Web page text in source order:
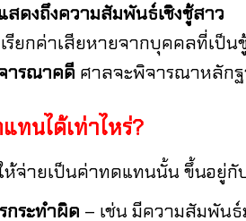
สดงถึงความสัมพันธ์เชิงชู้สาว
เรียกค่าเสียหายจากบุคคลที่เป็น
รณาคดี ศาลจะพิจารณาหลัก
ทนได้เท่าไหร่?
ายเป็นค่าทดแทนนั้น ขึ้นอยู่กั
ระทำผิด – เช่น มีความสัมพัน